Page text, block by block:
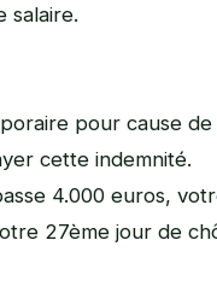
salaire.
pour cause
cette indemnité.
4.000 euros,
27ème jour de